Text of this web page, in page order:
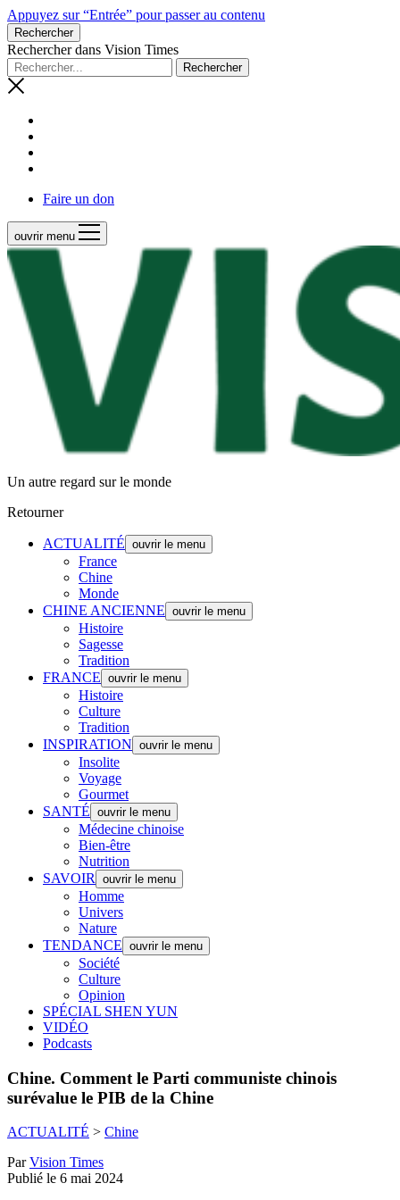
Appuyez sur “Entrée” pour passer au contenu
Rechercher
Rechercher dans Vision Times
Faire un don
ouvrir menu
Un autre regard sur le monde
Retourner
ACTUALITÉ ouvrir le menu
France
Chine
Monde
CHINE ANCIENNE ouvrir le menu
Histoire
Sagesse
Tradition
FRANCE ouvrir le menu
Histoire
Culture
Tradition
INSPIRATION ouvrir le menu
Insolite
Voyage
Gourmet
SANTÉ ouvrir le menu
Médecine chinoise
Bien-être
Nutrition
SAVOIR
ouvrir le menu
Homme
Univers
Nature
TENDANCE ouvrir le menu
Société
Culture
Opinion
SPÉCIAL SHEN YUN
VIDÉO
Podcasts
Chine. Comment le Parti communiste chinois
surévalue le PIB de la Chine
ACTUALITÉ > Chine
ParVision Times
Publié le 6 mai 2024